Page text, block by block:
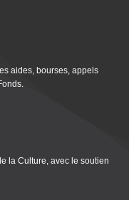
aides, bourses, appels
la Culture, avec le soutien